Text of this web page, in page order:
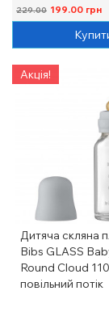
229.00 199.00 грн
Акція!
Дитяча скляна
Bibs GLASS
Round Cloud
повільний потік